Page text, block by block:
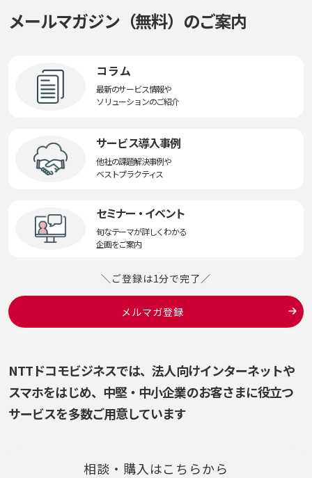
メールマガジン（無料）のご案内
コラム
最新のサービス情報や
ソリューションのご紹介
サービス導入事例
他社の課題解決事例や
ベストプラクティス
セミナー・イベント
旬なテーマが詳しくわかる
企画をご案内
＼ご登録は1分で完了／
メルマガ登録
NTTドコモビジネスでは、法人向けインターネットや
スマホをはじめ、 中堅・中小企業のお客さまに役立つ
サービスを多数ご用意しています
相談・購入はこちらから